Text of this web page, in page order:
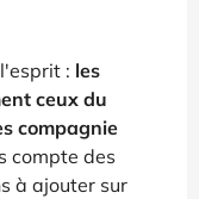
: les
ceux du
compagnie
compte des
à ajouter sur